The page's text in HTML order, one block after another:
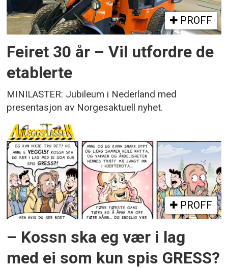
PROFF
Feiret 30 år – Vil utfordre de
etablerte
MINILASTER: Jubileum i Nederland med
presentasjon av Norgesaktuell nyhet.
PROFF
– Kossn ska eg vær i lag
med ei som kun spis GRESS?